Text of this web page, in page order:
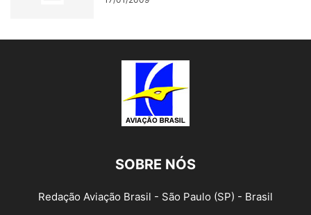
SOBRE NÓS
Redação Aviação Brasil - São Paulo (SP) - Brasil